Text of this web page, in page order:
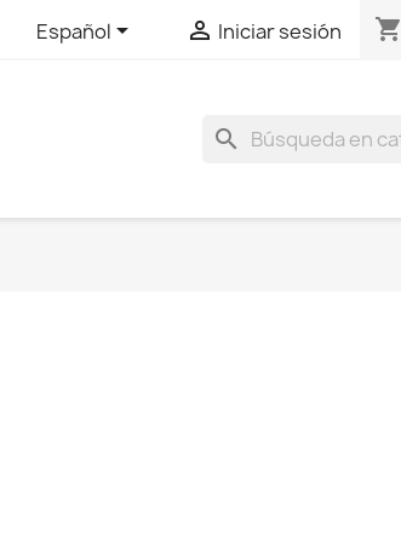
Español  Iniciar sesión shopping_cart
search